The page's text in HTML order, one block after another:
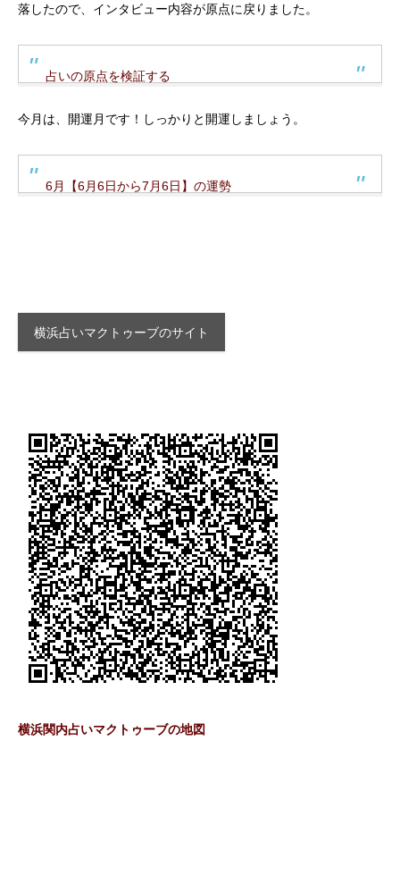
落したので、インタビュー内容が原点に戻りました。
占いの原点を検証する
今月は、開運月です！しっかりと開運しましょう。
6月【6月6日から7月6日】の運勢
横浜占いマクトゥーブのサイト
横浜関内占いマクトゥーブの地図